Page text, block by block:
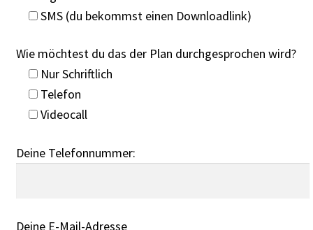
SMS (du bekommst einen Downloadlink)
Wie möchtest du das der Plan durchgesprochen wird?
Nur Schriftlich
Telefon
Videocall
Deine Telefonnummer:
Deine E-Mail-Adresse